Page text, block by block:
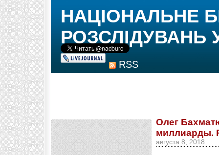
RSS
НАЦІОНАЛЬНЕ
РОЗСЛІДУВАНЬ
Олег
миллиарды.
августа 8, 2018